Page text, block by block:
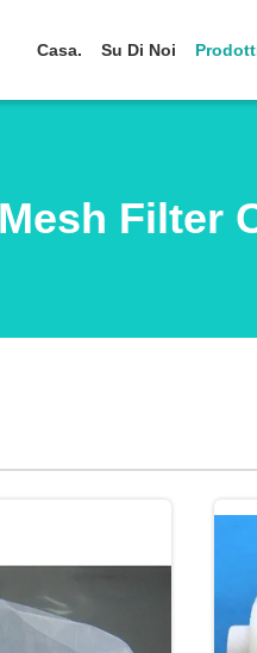
Casa. Su Di Noi
Mesh Filter